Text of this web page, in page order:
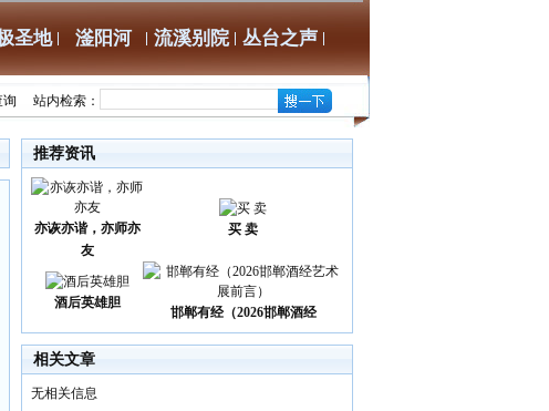
圣地 滏阳河 流溪别院 丛台之声
询 站内检索：
推荐资讯
亦诙亦谐，亦师亦
友
买 卖
酒后英雄胆
邯郸有经（2026邯郸酒经
相关文章
无相关信息